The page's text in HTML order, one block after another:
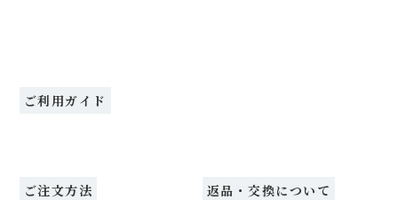
ご利用ガイド
ご注文方法 返品・交換について